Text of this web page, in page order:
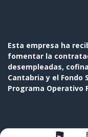
Esta empresa ha
fomentar la
desempleadas,
Cantabria y el Fondo
Programa Operativo